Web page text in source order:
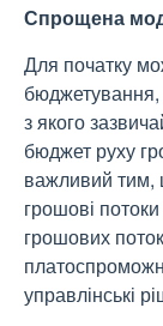
Спрощена
Для початку
з якого
бюджет руху
важливий тим,
грошові
грошових
управлінські